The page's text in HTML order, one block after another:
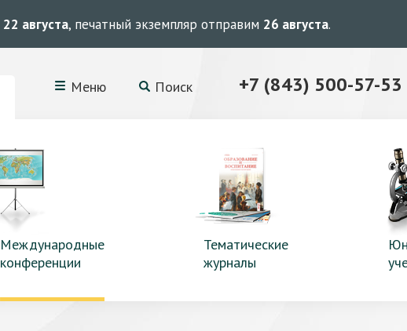
22 августа, печатный экземпляр отправим 26 августа.
Меню Поиск +7 (843) 500-57-53
Международные
конференции
Тематические
журналы